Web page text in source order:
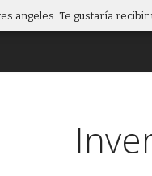
angeles. Te gustaría recibir